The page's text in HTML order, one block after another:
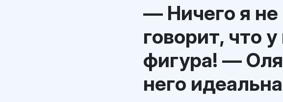
— Ничего я
говорит, что
фигура! —
него